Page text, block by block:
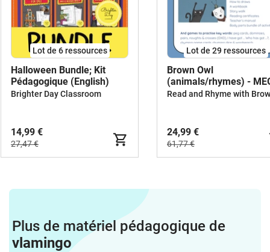
Lot de 6 ressources
Halloween Bundle; Kit
Pédagogique (English)
Brighter Day Classroom
14,99 €
27,47 €
Lot de 29 ressources
Brown Owl
(animals/rhymes) -
BUNDLE
24,99 €
61,77 €
Plus de matériel pédagogique de
vlamingo